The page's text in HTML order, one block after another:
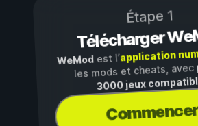
Étape 1
Télécharger
WeModest l’application
les mods et cheats, avec
3000 jeux
Commencer